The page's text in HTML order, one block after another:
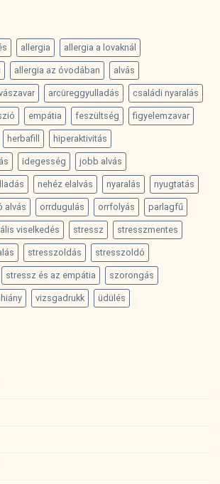
allergia allergia a lovaknál
allergia az óvodában alvás
arcüreggyulladás családi nyaralás
empátia feszültség figyelemzavar
herbafill hiperaktivitás
idegesség jobb alvás
nehéz elalvás nyaralás nyugtatás
alvás orrdugulás orrfolyás parlagfű
viselkedés stressz stresszmentes
stresszoldás stresszoldó
stressz és az empátia szorongás
vizsgadrukk üdülés